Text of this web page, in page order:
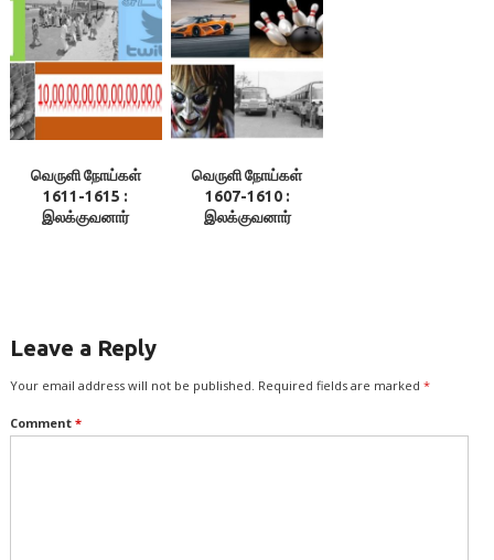
வெருளி நோய்கள்
1611-1615 :
இலக்குவனார்
வெருளி நோய்கள்
1607-1610 :
இலக்குவனார்
Leave a Reply
Your email address will not be published. Required fields are marked *
Comment *